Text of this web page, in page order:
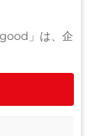
」は、企